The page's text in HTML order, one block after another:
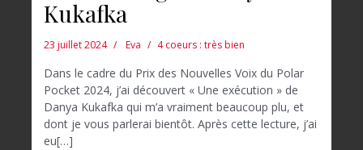
Kukafka
23 juillet 2024 Eva 4 coeurs : très bien
Dans le cadre du Prix des Nouvelles Voix du Polar
Pocket 2024, j’ai découvert « Une exécution » de
Danya Kukafka qui m’a vraiment beaucoup plu, et
dont je vous parlerai bientôt. Après cette lecture, j’ai
eu[…]